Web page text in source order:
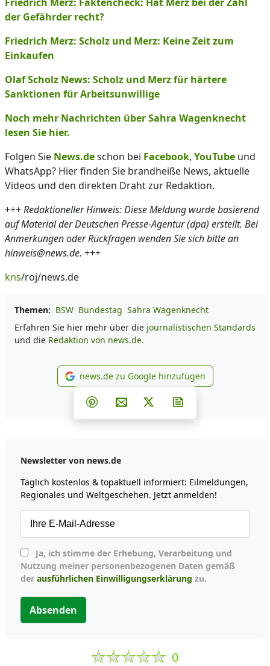
der Gefährder recht?
Friedrich Merz: Scholz und Merz: Keine Zeit zum
Einkaufen
Olaf Scholz News: Scholz und Merz für härtere
Sanktionen für Arbeitsunwillige
Noch mehr Nachrichten über Sahra Wagenknecht
lesen Sie hier.
Folgen Sie News.deschon bei Facebook, YouTube und
WhatsApp? Hier finden Sie brandheiße News, aktuelle
Videos und den direkten Draht zur Redaktion.
+++Redaktioneller Hinweis: Diese Meldung wurde basierend
auf Material der Deutschen Presse-Agentur (dpa) erstellt. Bei
Anmerkungen oder Rückfragen wenden Sie sich bitte an
hinweis@news.de. +++
kns/roj/news.de
Themen: BSW Bundestag Sahra Wagenknecht
Erfahren Sie hier mehr über die journalistischen Standards
und die Redaktion von news.de.
news.de zu Google
news.de zu Google hinzufügen
Teilen auf Facebook
Teilen auf Whatsapp
Teilen auf Telegram
Teilen auf Pinterest
Per E-Mail teilen
Post auf X
Newsletter von news.de
Täglich kostenlos & topaktuell informiert: Eilmeldungen,
Regionales und Weltgeschehen. Jetzt anmelden!
Nutzung meiner personenbezogenen Daten gemäß
der ausführlichen Einwilligungserklärung zu.
Absenden
0